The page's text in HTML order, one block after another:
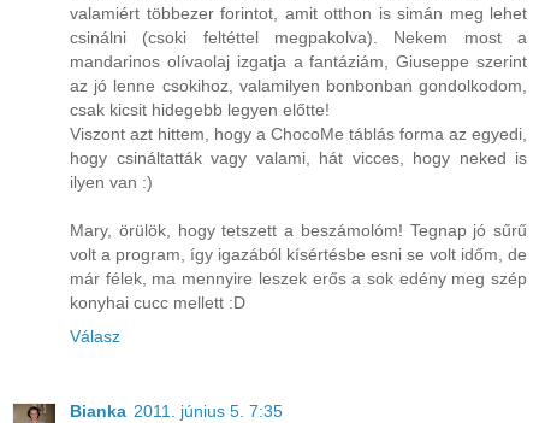
valamiért többezer forintot, amit otthon is simán meg lehet
csinálni (csoki feltéttel megpakolva). Nekem most a
mandarinos olívaolaj izgatja a fantáziám, Giuseppe szerint
az jó lenne csokihoz, valamilyen bonbonban gondolkodom,
csak kicsit hidegebb legyen előtte!
Viszont azt hittem, hogy a ChocoMe táblás forma az egyedi,
hogy csináltatták vagy valami, hát vicces, hogy neked is
ilyen van :)
Mary, örülök, hogy tetszett a beszámolóm! Tegnap jó sűrű
volt a program, így igazából kísértésbe esni se volt időm, de
már félek, ma mennyire leszek erős a sok edény meg szép
konyhai cucc mellett :D
Válasz
Bianka 2011. június 5. 7:35